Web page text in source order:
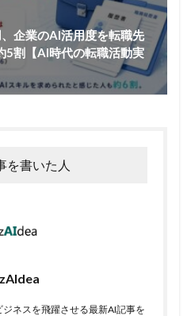
企業のAI活用度を転職先
5割【AI時代の転職活動実
を書いた人
ジネスを飛躍させる最新AI記事を